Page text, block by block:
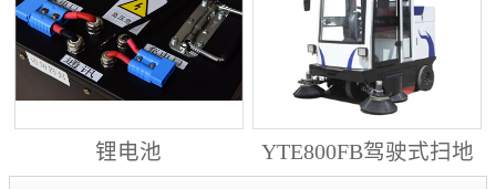
锂电池
YTE800FB驾驶式扫地